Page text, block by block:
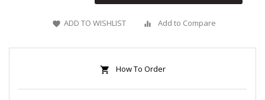
ADD TO WISHLIST Add to Compare
How To Order